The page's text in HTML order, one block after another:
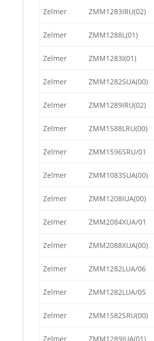
Zelmer ZMM1283IRU(02)
Zelmer ZMM1288L(01)
Zelmer ZMM1283I(01)
Zelmer ZMM1282SUA(00)
Zelmer ZMM1289IRU(02)
Zelmer ZMM1588LRU(00)
Zelmer ZMM1596SRU/01
Zelmer ZMM1083SUA(00)
Zelmer ZMM1208IUA(00)
Zelmer ZMM2084XUA/01
Zelmer ZMM2088XUA(00)
Zelmer ZMM1282LUA/06
Zelmer ZMM1282LUA/05
Zelmer ZMM1582SRU(00)
Zelmer ZMM1289IUA(01)